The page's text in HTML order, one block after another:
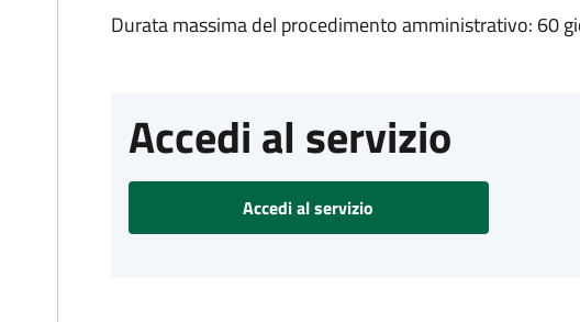
Durata massima del procedimento amministrativo: 60
Accedi al servizio
Accedi al servizio